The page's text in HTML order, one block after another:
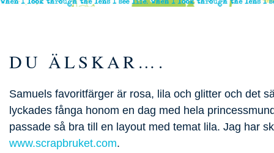
DU ÄLSKAR….
Samuels favoritfärger är rosa, lila och glitter och det
lyckades fånga honom en dag med hela
passade så bra till en layout med temat lila. Jag har
www.scrapbruket.com.